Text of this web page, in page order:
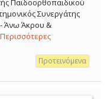
Παιδοορθοπαιδικού
Συνεργάτης
- Άνω Άκρου &
Προτεινόμενα